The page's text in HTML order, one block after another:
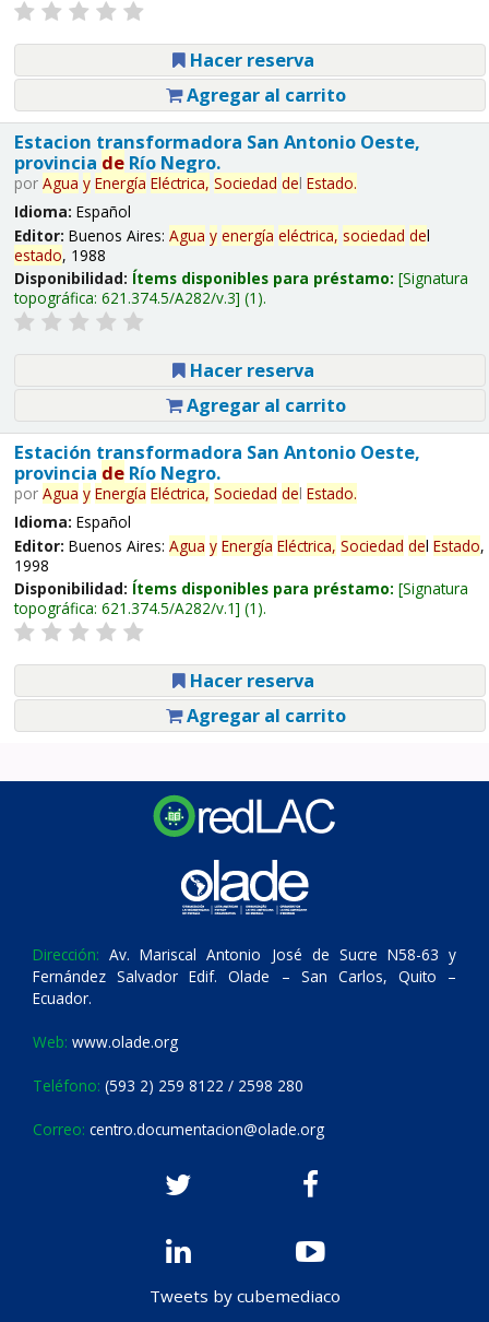
Hacer reserva
Agregar al carrito
Estacion transformadora San Antonio Oeste,
provincia deRío Negro.
por Agua y Energía Eléctrica, Sociedad del Estado.
Idioma: Español
Editor: Buenos Aires: Agua y energía eléctrica, sociedad del
estado, 1988
Disponibilidad: Ítems disponibles para préstamo: Signatura
topográfica: 621.374.5/A282/v.3 (1).
Hacer reserva
Agregar al carrito
Estación transformadora San Antonio Oeste,
provincia deRío Negro.
por Agua y Energía Eléctrica, Sociedad del Estado.
Idioma: Español
Editor: Buenos Aires: Agua y Energía Eléctrica, Sociedad del Estado,
1998
Disponibilidad: Ítems disponibles para préstamo: Signatura
topográfica: 621.374.5/A282/v.1 (1).
Hacer reserva
Agregar al carrito
Dirección: Av. Mariscal Antonio José de Sucre N58-63 y
Fernández Salvador Edif. Olade – San Carlos, Quito –
Ecuador.
Web: www.olade.org
Teléfono: (593 2) 259 8122 / 2598 280
Correo: centro.documentacion@olade.org
Tweets by cubemediaco